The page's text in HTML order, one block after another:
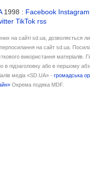
1998 : Facebook Instagram
TikTok rss
на сайті sd.ua, дозволяється
на сайт sd.ua.
використання матеріалів.
в підзаголовку або в першому
медіа «SD.UA» -громадська
Окрема подяка MDF.